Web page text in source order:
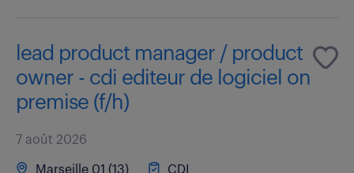
lead product manager / product
owner - cdi editeur de logiciel on
premise (f/h)
7 août 2026
Marseille 01 (13)
CDI